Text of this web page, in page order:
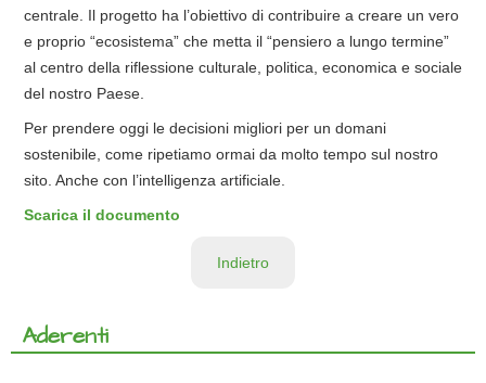
centrale. Il progetto ha l’obiettivo di contribuire a creare un vero
e proprio “ecosistema” che metta il “pensiero a lungo termine”
al centro della riflessione culturale, politica, economica e sociale
del nostro Paese.
Per prendere oggi le decisioni migliori per un domani
sostenibile, come ripetiamo ormai da molto tempo sul nostro
sito. Anche con l’intelligenza artificiale.
Scarica il documento
Indietro
Aderenti